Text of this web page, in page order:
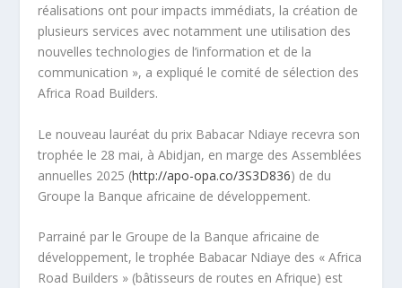
réalisations ont pour impacts immédiats, la création de
plusieurs services avec notamment une utilisation des
nouvelles technologies de l’information et de la
communication », a expliqué le comité de sélection des
Africa Road Builders.
Le nouveau lauréat du prix Babacar Ndiaye recevra son
trophée le 28 mai, à Abidjan, en marge des Assemblées
annuelles 2025 (http://apo-opa.co/3S3D836) de du
Groupe la Banque africaine de développement.
Parrainé par le Groupe de la Banque africaine de
développement, le trophée Babacar Ndiaye des « Africa
Road Builders » (bâtisseurs de routes en Afrique) est